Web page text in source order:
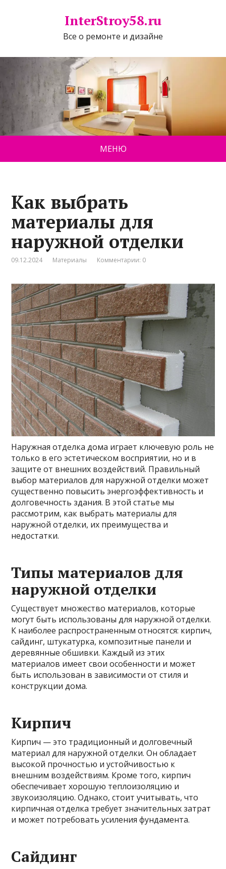
InterStroy58.ru
Все о ремонте и дизайне
МЕНЮ
Как выбрать
материалы для
наружной отделки
09.12.2024 Материалы Комментарии: 0
Наружная отделка дома играет ключевую роль не
только в его эстетическом восприятии, но и в
защите от внешних воздействий. Правильный
выбор материалов для наружной отделки может
существенно повысить энергоэффективность и
долговечность здания. В этой статье мы
рассмотрим, как выбрать материалы для
наружной отделки, их преимущества и
недостатки.
Типы материалов для
наружной отделки
Существует множество материалов, которые
могут быть использованы для наружной отделки.
К наиболее распространенным относятся: кирпич,
сайдинг, штукатурка, композитные панели и
деревянные обшивки. Каждый из этих
материалов имеет свои особенности и может
быть использован в зависимости от стиля и
конструкции дома.
Кирпич
Кирпич — это традиционный и долговечный
материал для наружной отделки. Он обладает
высокой прочностью и устойчивостью к
внешним воздействиям. Кроме того, кирпич
обеспечивает хорошую теплоизоляцию и
звукоизоляцию. Однако, стоит учитывать, что
кирпичная отделка требует значительных затрат
и может потребовать усиления фундамента.
Сайдинг